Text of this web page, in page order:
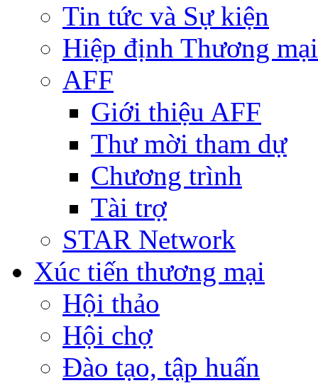
Tin tức và Sự kiện
Hiệp định Thương
AFF
Giới thiệu AFF
Thư mời tham dự
Chương trình
Tài trợ
STAR Network
Xúc tiến thương mại
Hội thảo
Hội chợ
Đào tạo, tập huấn